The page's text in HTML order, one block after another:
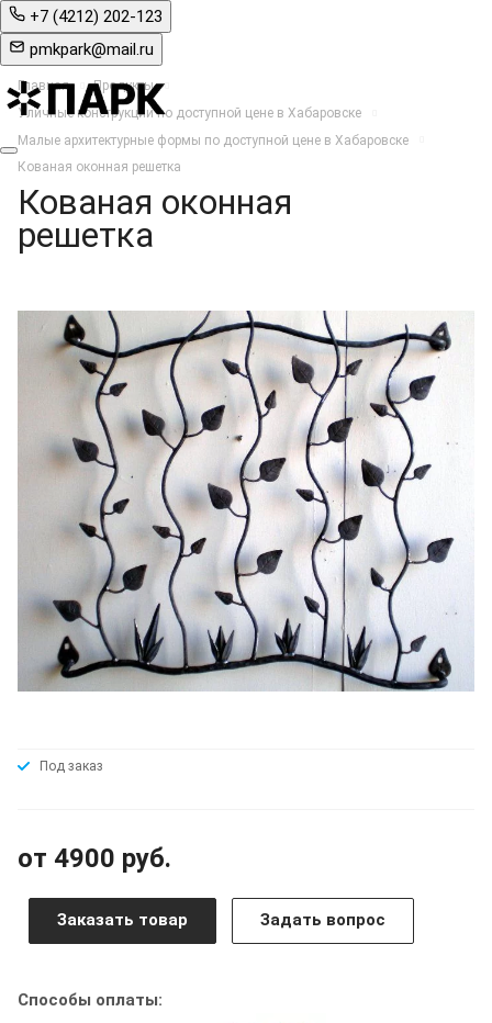
+7 (4212) 202-123
pmkpark@mail.ru
Главная
Продукты
Уличные конструкции по доступной цене в Хабаровске
Малые архитектурные формы по доступной цене в Хабаровске
Кованая оконная решетка
Кованая оконная
решетка
Под заказ
от 4900 руб.
Заказать товар Задать вопрос
Способы оплаты: